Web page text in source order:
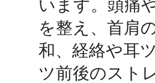
います。頭痛
を整え、首肩
和、経絡や耳
ツ前後のスト